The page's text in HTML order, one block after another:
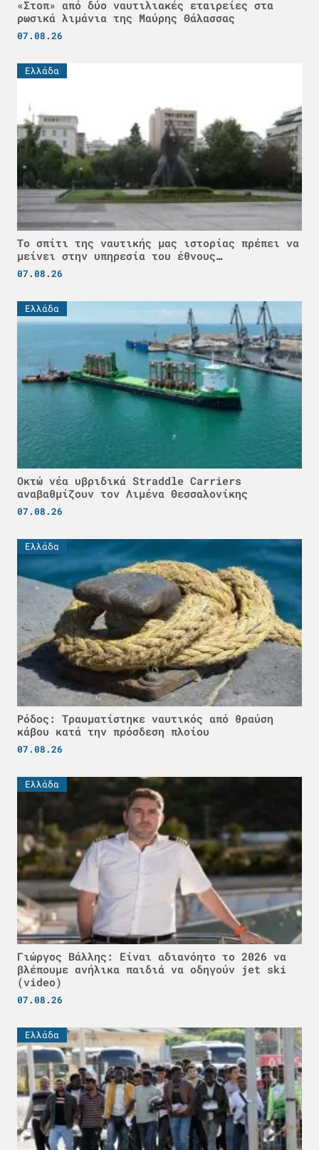
«Στοπ» από δύο ναυτιλιακές εταιρείες στα
ρωσικά λιμάνια της Μαύρης Θάλασσας
07.08.26
Ελλάδα
Το σπίτι της ναυτικής μας ιστορίας πρέπει να
μείνει στην υπηρεσία του έθνους…
07.08.26
Ελλάδα
Οκτώ νέα υβριδικά Straddle Carriers
αναβαθμίζουν τον Λιμένα Θεσσαλονίκης
07.08.26
Ελλάδα
Ρόδος: Τραυματίστηκε ναυτικός από θραύση
κάβου κατά την πρόσδεση πλοίου
07.08.26
Ελλάδα
Γιώργος Βάλλης: Είναι αδιανόητο το 2026 να
βλέπουμε ανήλικα παιδιά να οδηγούν jet ski
(video)
07.08.26
Ελλάδα